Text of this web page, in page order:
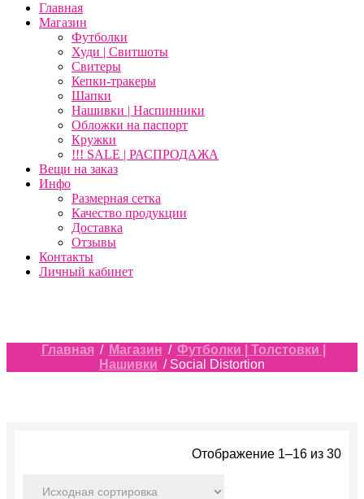
Главная
Магазин
Футболки
Худи | Свитшоты
Свитеры
Кепки-тракеры
Шапки
Нашивки | Наспинники
Обложки на паспорт
Кружки
!!! SALE | РАСПРОДАЖА
Вещи на заказ
Инфо
Размерная сетка
Качество продукции
Доставка
Отзывы
Контакты
Личный кабинет
Главная / Магазин / Футболки | Толстовки |
Нашивки / Social Distortion
Отображение 1–16 из 30